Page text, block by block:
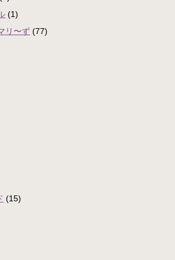
(1)
リ〜ず (77)
(15)